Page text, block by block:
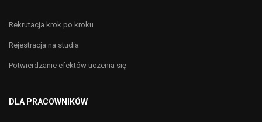
Rekrutacja krok po kroku
Rejestracja na studia
Potwierdzanie efektów uczenia się
DLA PRACOWNIKÓW